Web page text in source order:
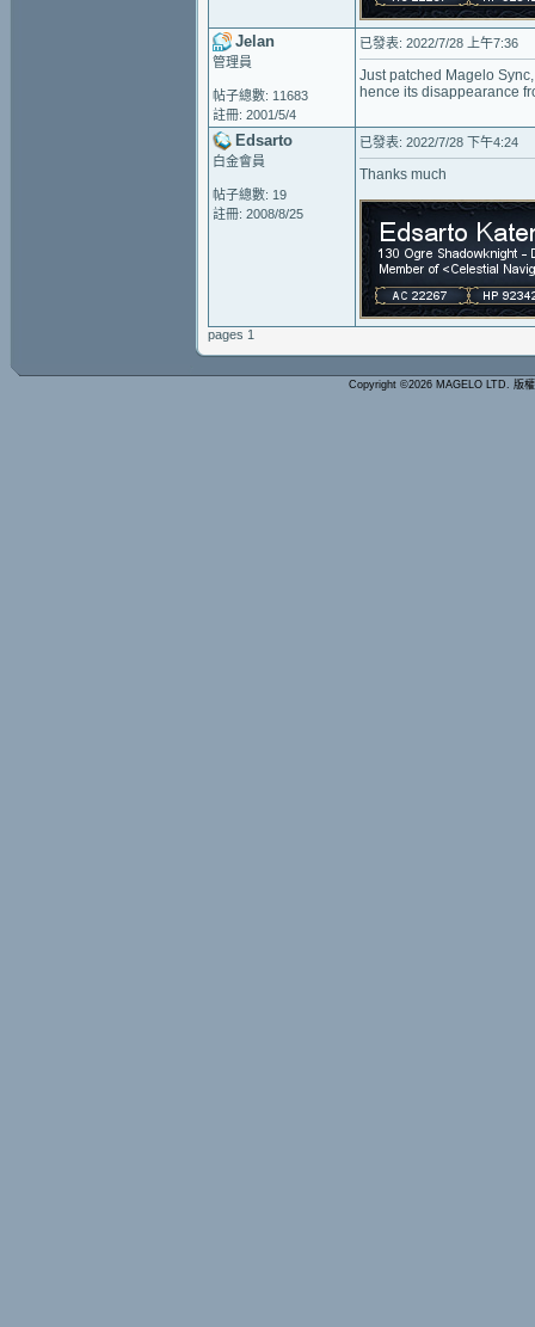
Jelan
管理員
帖子總數: 11683
註冊: 2001/5/4
已發表: 2022/7/28 上午7:36
Just patched Magelo
hence its disappearance
Edsarto
白金會員
帖子總數: 19
註冊: 2008/8/25
已發表: 2022/7/28 下午4:24
Thanks much
pages 1
Copyright ©2026 MAGELO LTD. 版